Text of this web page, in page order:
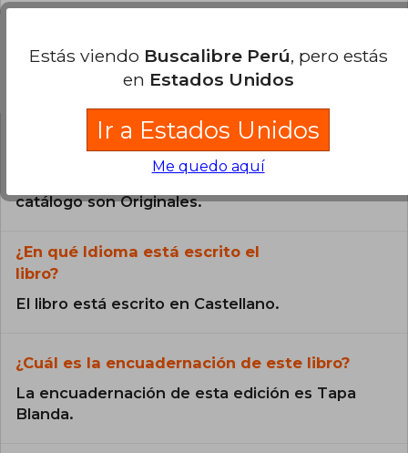
Preguntas frecuentes sobre el libro
¿El libro es original?
Todos los libros de nuestro
catálogo son Originales.
¿En qué Idioma está escrito el
libro?
El libro está escrito en Castellano.
¿Cuál es la encuadernación de este libro?
La encuadernación de esta edición es Tapa
Blanda.
Estás viendo Buscalibre Perú, pero estás
en Estados Unidos
Ir a Estados Unidos
Me quedo aquí